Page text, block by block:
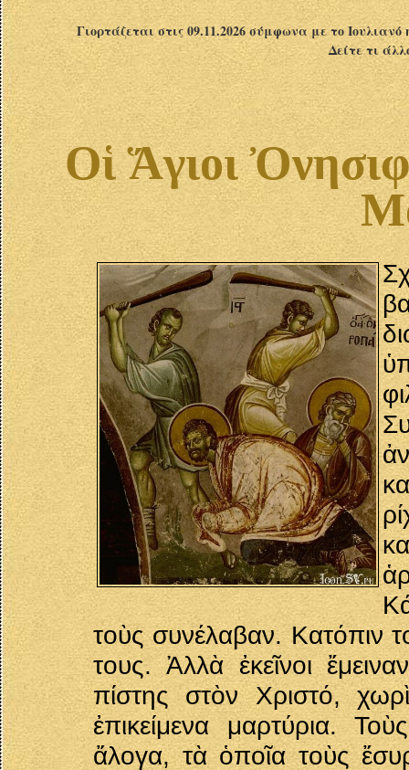
Γιορτάζεται στις 09.11.2026 σύμφωνα με το
Δείτε τι
Οἱ Ἅγιοι
τοὺς συνέλαβαν. Κατόπιν
τους. Ἀλλὰ ἐκεῖνοι
πίστης στὸν Χριστό,
ἐπικείμενα μαρτύρια.
ἄλογα, τὰ ὁποῖα τοὺς